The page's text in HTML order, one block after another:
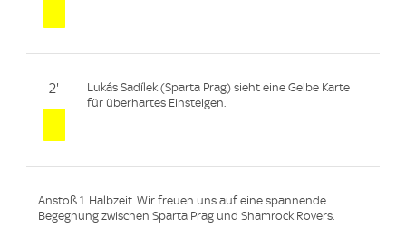
2'
Lukás Sadílek (Sparta Prag) sieht eine Gelbe Karte
für überhartes Einsteigen.
Anstoß 1. Halbzeit. Wir freuen uns auf eine spannende
Begegnung zwischen Sparta Prag und Shamrock Rovers.